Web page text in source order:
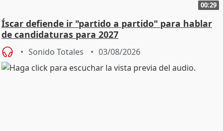
00:29
Íscar defiende ir "partido a partido" para hablar
de candidaturas para 2027
Sonido Totales 03/08/2026